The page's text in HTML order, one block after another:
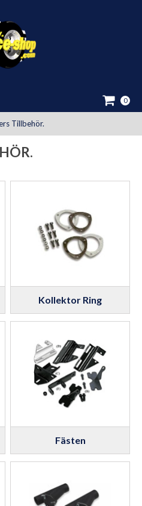
0
Tillbehör.
Kollektor Ring
Fästen